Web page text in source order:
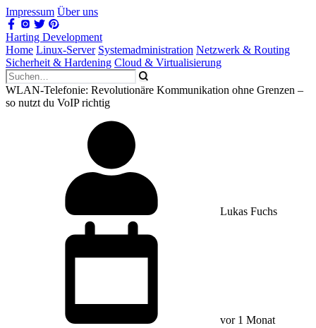
Impressum Über uns
Harting Development
Home Linux-Server Systemadministration Netzwerk & Routing
Sicherheit & Hardening Cloud & Virtualisierung
WLAN-Telefonie: Revolutionäre Kommunikation ohne Grenzen –
so nutzt du VoIP richtig
Lukas Fuchs
vor 1 Monat